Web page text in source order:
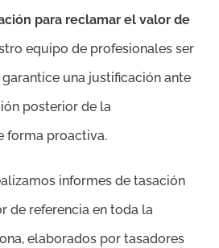
para reclamar el valor de
equipo de profesionales ser
una justificación ante
posterior de la
forma proactiva.
informes de tasación
de referencia en toda la
elaborados por tasadores